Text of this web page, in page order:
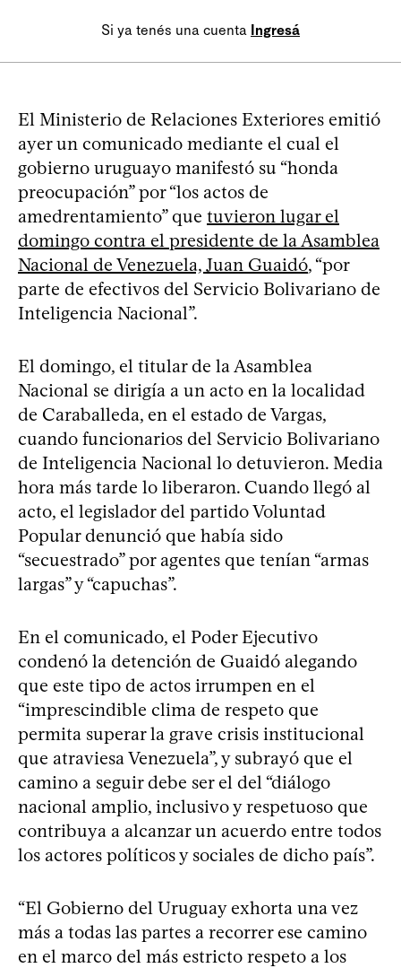
Si ya tenés una cuenta Ingresá
El Ministerio de Relaciones Exteriores emitió
ayer un comunicado mediante el cual el
gobierno uruguayo manifestó su “honda
preocupación” por “los actos de
amedrentamiento” que tuvieron lugar el
domingo contra el presidente de la Asamblea
Nacional de Venezuela, Juan Guaidó, “por
parte de efectivos del Servicio Bolivariano de
Inteligencia Nacional”.
El domingo, el titular de la Asamblea
Nacional se dirigía a un acto en la localidad
de Caraballeda, en el estado de Vargas,
cuando funcionarios del Servicio Bolivariano
de Inteligencia Nacional lo detuvieron. Media
hora más tarde lo liberaron. Cuando llegó al
acto, el legislador del partido Voluntad
Popular denunció que había sido
“secuestrado” por agentes que tenían “armas
largas” y “capuchas”.
En el comunicado, el Poder Ejecutivo
condenó la detención de Guaidó alegando
que este tipo de actos irrumpen en el
“imprescindible clima de respeto que
permita superar la grave crisis institucional
que atraviesa Venezuela”, y subrayó que el
camino a seguir debe ser el del “diálogo
nacional amplio, inclusivo y respetuoso que
contribuya a alcanzar un acuerdo entre todos
los actores políticos y sociales de dicho país”.
“El Gobierno del Uruguay exhorta una vez
más a todas las partes a recorrer ese camino
en el marco del más estricto respeto a los